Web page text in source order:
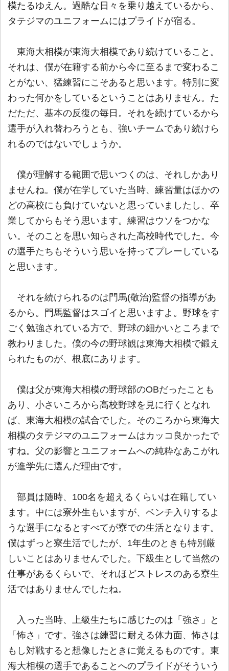
模たるゆえん。過酷な日々を乗り越えているから、
タテジマのユニフォームにはプライドが宿る。
東海大相模が東海大相模であり続けていること。
それは、僕が在籍する前から今に至るまで変わるこ
とがない、猛練習にこそあると思います。特別に変
わった何かをしているということはありません。た
だただ、基本の反復の毎日。それを続けているから
選手が入れ替わろうとも、強いチームであり続けら
れるのではないでしょうか。
僕が理解する範囲で思いつくのは、それしかあり
ませんね。僕が在学していた当時、練習量はほかの
どの高校にも負けていないと思っていましたし、卒
業してからもそう思います。練習はウソをつかな
い。そのことを思い知らされた高校時代でした。今
の選手たちもそういう思いを持ってプレーしている
と思います。
それを続けられるのは門馬(敬治)監督の指導があ
るから。門馬監督はスゴイと思いますよ。野球をす
ごく勉強されている方で、野球の細かいところまで
教わりました。僕の今の野球観は東海大相模で鍛え
られたものが、根底にあります。
僕は父が東海大相模の野球部のOBだったことも
あり、小さいころから高校野球を見に行くとなれ
ば、東海大相模の試合でした。そのころから東海大
相模のタテジマのユニフォームはカッコ良かったで
すね。父の影響とユニフォームへの純粋なあこがれ
が進学先に選んだ理由です。
部員は随時、100名を超えるくらいは在籍してい
ます。中には寮外生もいますが、ベンチ入りするよ
うな選手になるとすべてが寮での生活となります。
僕はずっと寮生活でしたが、1年生のときも特別厳
しいことはありませんでした。下級生として当然の
仕事があるくらいで、それほどストレスのある寮生
活ではありませんでしたね。
入った当時、上級生たちに感じたのは「強さ」と
「怖さ」です。強さは練習に耐える体力面、怖さは
もし対戦すると想像したときに覚えるものです。東
海大相模の選手であることへのプライドがそういう